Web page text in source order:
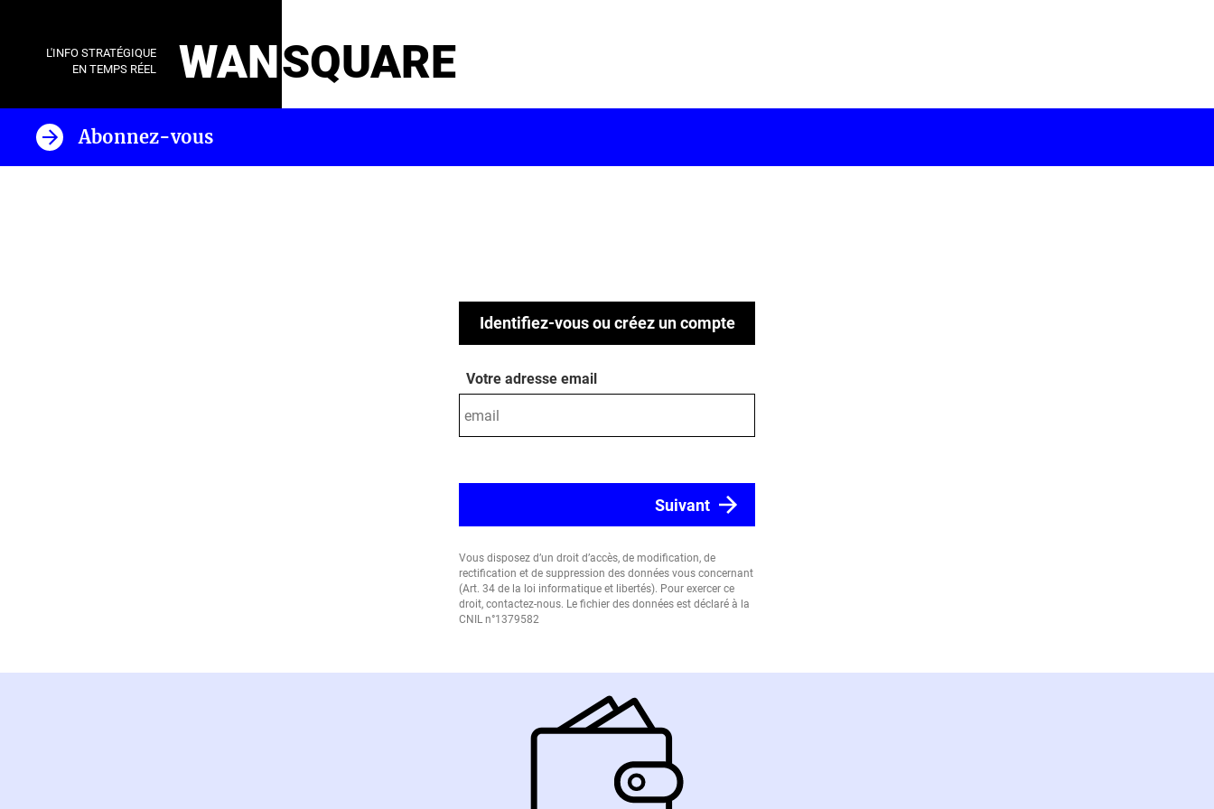
L'INFO STRATÉGIQUE
EN TEMPS RÉEL
WANSQUARE
Abonnez-vous
Identifiez-vous ou créez un compte
Votre adresse email
Vous disposez d’un droit d’accès, de modification, de
rectification et de suppression des données vous concernant
(Art. 34 de la loi informatique et libertés). Pour exercer ce
droit, contactez-nous. Le fichier des données est déclaré à la
CNIL n°1379582